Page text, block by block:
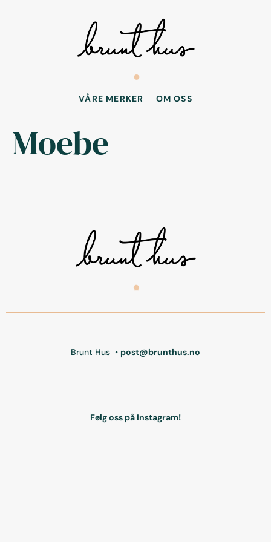
VÅRE MERKER OM OSS
Moebe
Brunt Hus • post@brunthus.no
Følg oss på Instagram!